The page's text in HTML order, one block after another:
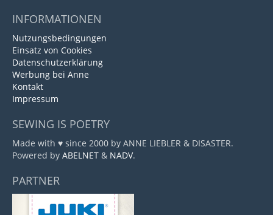
INFORMATIONEN
Nutzungsbedingungen
Einsatz von Cookies
Datenschutzerklärung
Werbung bei Anne
Kontakt
Impressum
SEWING IS POETRY
Made with ♥ since 2000 by ANNE LIEBLER & DISASTER.
Powered by ABELNET & NADV.
PARTNER